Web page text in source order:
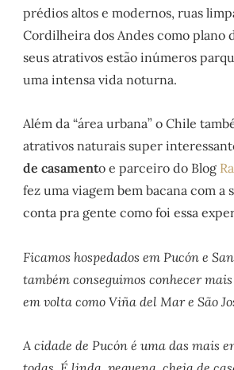
prédios altos e modernos, ruas
Cordilheira dos Andes como plano
seus atrativos estão inúmeros
uma intensa vida noturna.
Além da “área urbana” o Chile
atrativos naturais super
de casamento e parceiro do Blog
fez uma viagem bem bacana com a
conta pra gente como foi essa
Ficamos hospedados em Pucón e
também conseguimos conhecer
em volta como Viña del Mar e São
A cidade de Pucón é uma das mais